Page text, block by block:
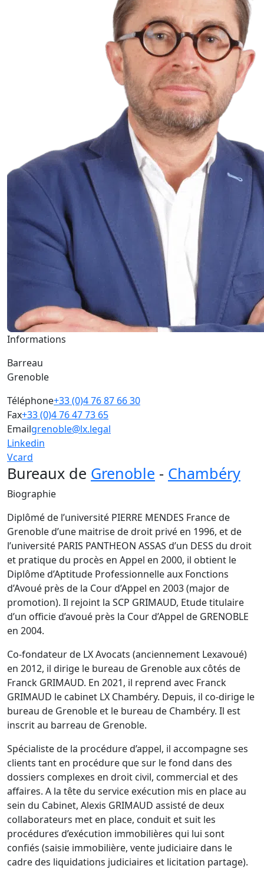
Bureaux de Grenoble - Chambéry
Biographie
Diplômé de l’université PIERRE MENDES France de
Grenoble d’une maitrise de droit privé en 1996, et de
l’université PARIS PANTHEON ASSAS d’un DESS du droit
et pratique du procès en Appel en 2000, il obtient le
Diplôme d’Aptitude Professionnelle aux Fonctions
d’Avoué près de la Cour d’Appel en 2003 (major de
promotion). Il rejoint la SCP GRIMAUD, Etude titulaire
d’un officie d’avoué près la Cour d’Appel de GRENOBLE
en 2004.
Co-fondateur de LX Avocats (anciennement Lexavoué)
en 2012, il dirige le bureau de Grenoble aux côtés de
Franck GRIMAUD. En 2021, il reprend avec Franck
GRIMAUD le cabinet LX Chambéry. Depuis, il co-dirige le
bureau de Grenoble et le bureau de Chambéry. Il est
inscrit au barreau de Grenoble.
Spécialiste de la procédure d’appel, il accompagne ses
clients tant en procédure que sur le fond dans des
dossiers complexes en droit civil, commercial et des
affaires. A la tête du service exécution mis en place au
sein du Cabinet, Alexis GRIMAUD assisté de deux
collaborateurs met en place, conduit et suit les
procédures d’exécution immobilières qui lui sont
confiés (saisie immobilière, vente judiciaire dans le
cadre des liquidations judiciaires et licitation partage).
Informations
Barreau
Grenoble
Téléphone+33 (0)4 76 87 66 30
Fax+33 (0)4 76 47 73 65
Emailgrenoble@lx.legal
Linkedin
Vcard